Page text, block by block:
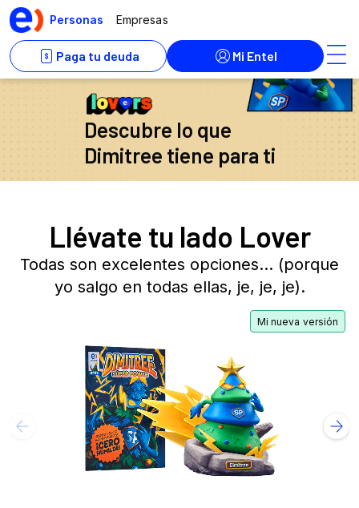
Descubre lo que
Dimitree tiene para ti
Llévate tu lado Lover
Todas son excelentes opciones… (porque
yo salgo en todas ellas, je, je, je).